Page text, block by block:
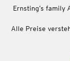
Ernsting’s family
Alle Preise